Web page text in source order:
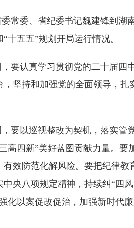
委常委、省纪委书记魏建锋到湖
十五五”规划开局运行情况。
要认真学习贯彻党的二十届四
，坚持和加强党的全面领导，
要以巡视整改为契机，落实管
高四新”美好蓝图贡献力量。
有效防范化解风险。要把纪律
中央八项规定精神，持续纠“四
化以案促改促治，加强新时代